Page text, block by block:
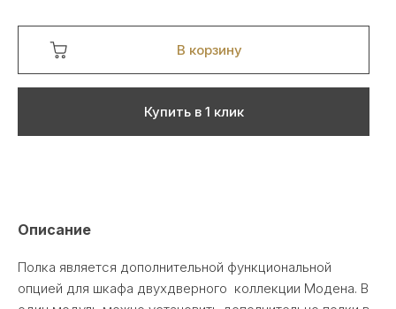
В корзину
Купить в 1 клик
Описание
Полка является дополнительной функциональной
опцией для шкафа двухдверного коллекции Модена. В